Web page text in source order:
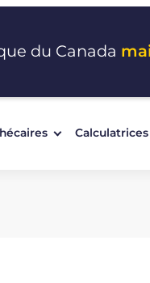
du Canada
Calculatrices